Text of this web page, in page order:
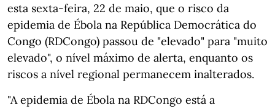
esta sexta-feira, 22 de maio, que o risco da
epidemia de Ébola na República Democrática do
Congo (RDCongo) passou de "elevado" para "muito
elevado", o nível máximo de alerta, enquanto os
riscos a nível regional permanecem inalterados.
"A epidemia de Ébola na RDCongo está a